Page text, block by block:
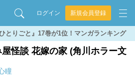
ログイン 新規会員登録
とりごと』17巻が1位！マンガランキング
屋怪談 花嫁の家 (角川ホラー文
瞳